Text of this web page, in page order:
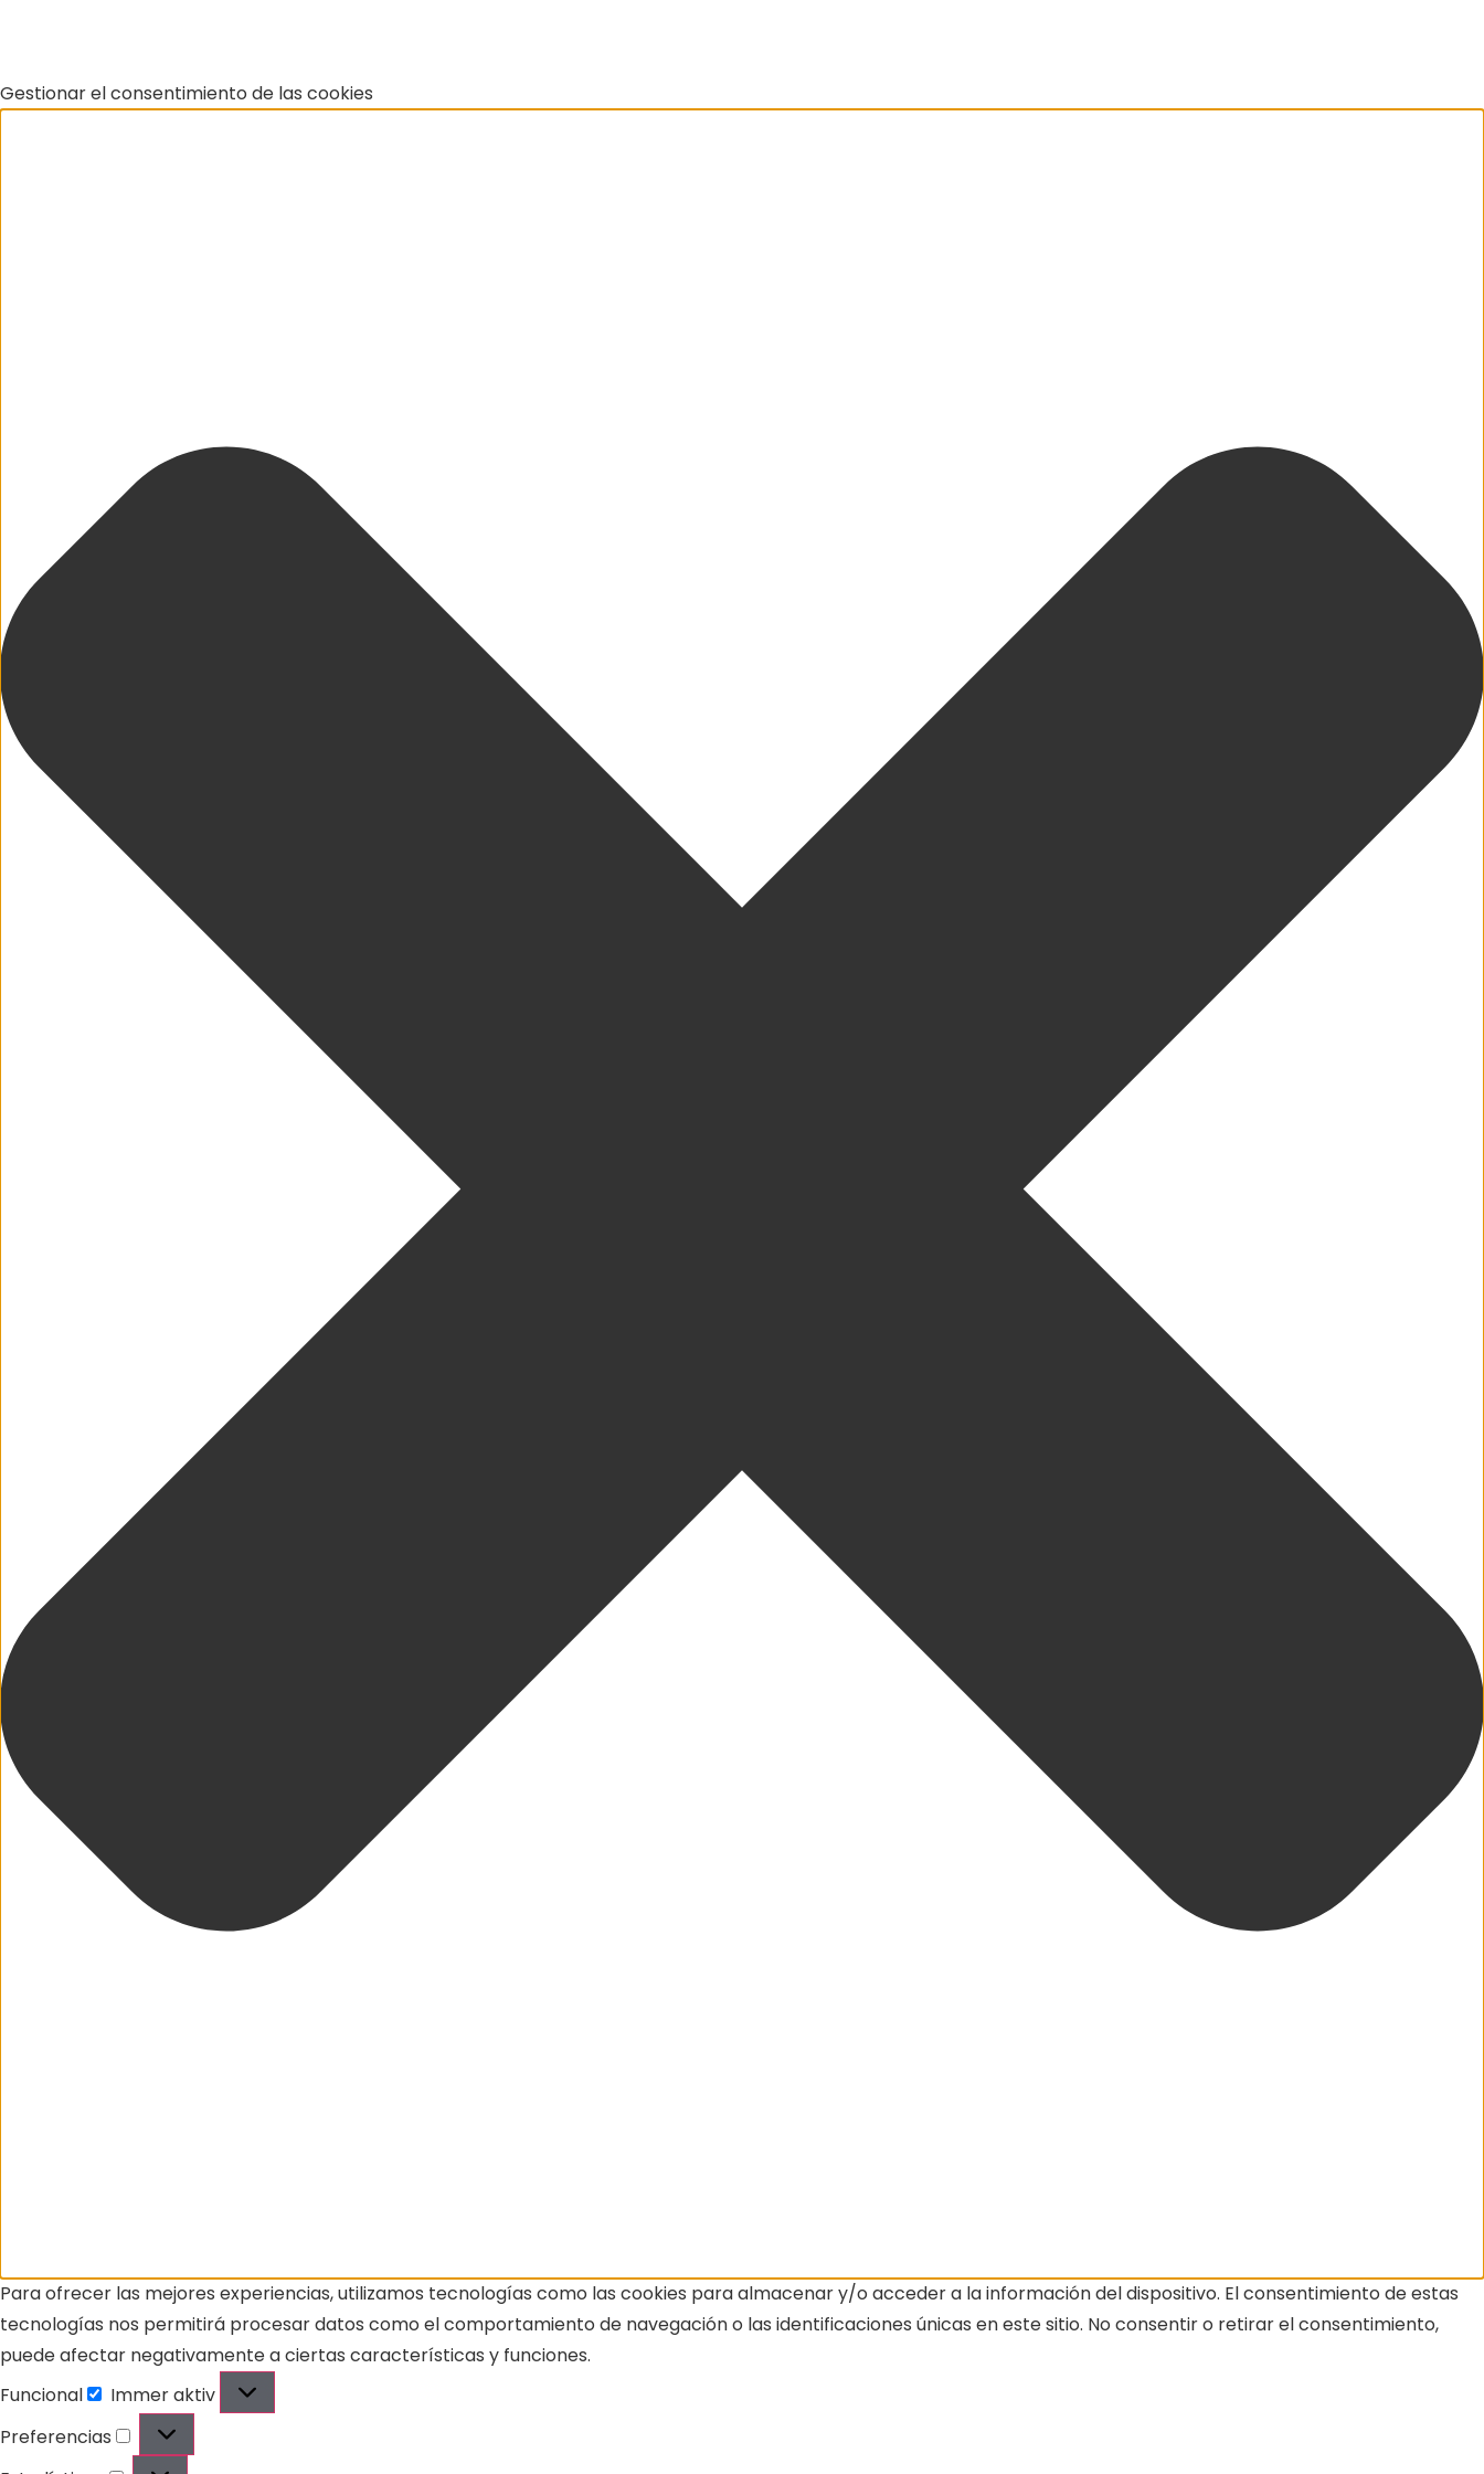
Gestionar el consentimiento de las cookies
Para ofrecer las mejores experiencias, utilizamos tecnologías como las cookies para almacenar y/o acceder a la información del dispositivo. El consentimiento de estas
tecnologías nos permitirá procesar datos como el comportamiento de navegación o las identificaciones únicas en este sitio. No consentir o retirar el consentimiento,
puede afectar negativamente a ciertas características y funciones.
Funcional
Immer aktiv
Preferencias